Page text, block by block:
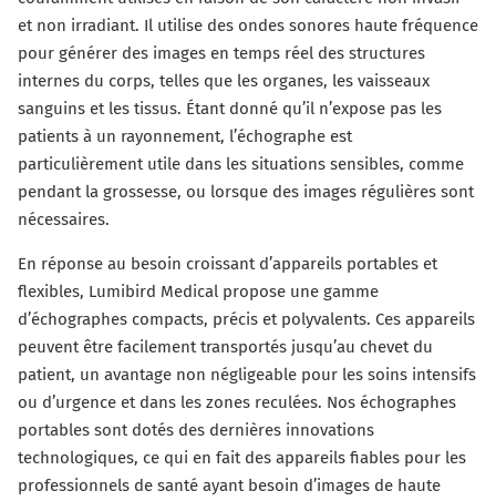
et non irradiant. Il utilise des ondes sonores haute fréquence
pour générer des images en temps réel des structures
internes du corps, telles que les organes, les vaisseaux
sanguins et les tissus. Étant donné qu’il n’expose pas les
patients à un rayonnement, l’échographe est
particulièrement utile dans les situations sensibles, comme
pendant la grossesse, ou lorsque des images régulières sont
nécessaires.
En réponse au besoin croissant d’appareils portables et
flexibles, Lumibird Medical propose une gamme
d’échographes compacts, précis et polyvalents. Ces appareils
peuvent être facilement transportés jusqu’au chevet du
patient, un avantage non négligeable pour les soins intensifs
ou d’urgence et dans les zones reculées. Nos échographes
portables sont dotés des dernières innovations
technologiques, ce qui en fait des appareils fiables pour les
professionnels de santé ayant besoin d’images de haute